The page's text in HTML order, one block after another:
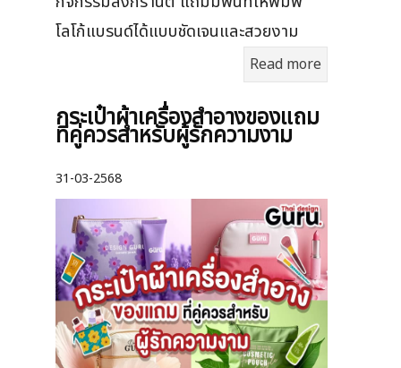
โลโก้แบรนด์ได้แบบชัดเจนและสวยงาม
Read more
กระเป๋าผ้าเครื่องสําอางของแถม
ที่คู่ควรสำหรับผู้รักความงาม
31-03-2568